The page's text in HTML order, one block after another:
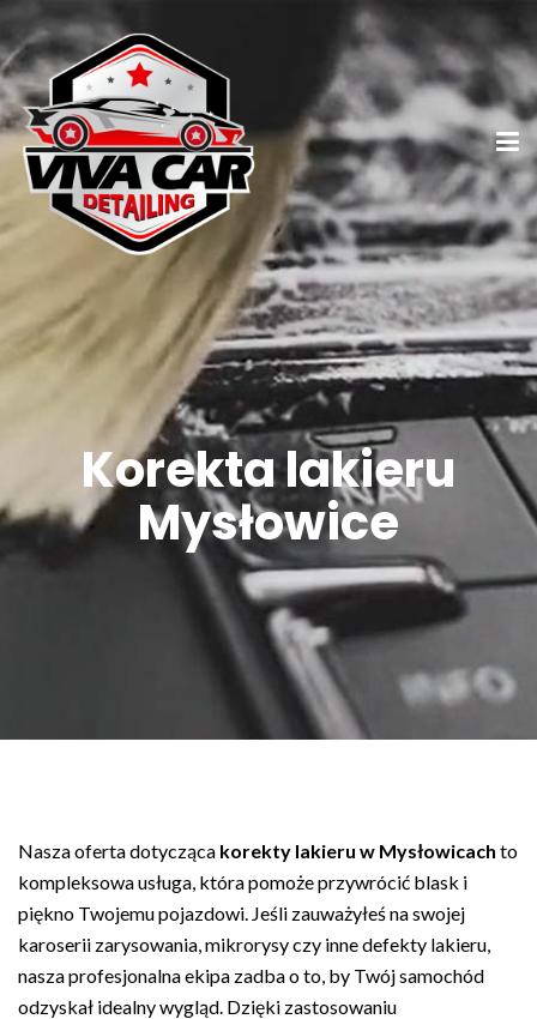
Korekta lakieru
Mysłowice
Nasza oferta dotycząca korekty lakieru w Mysłowicach to
kompleksowa usługa, która pomoże przywrócić blask i
piękno Twojemu pojazdowi. Jeśli zauważyłeś na swojej
karoserii zarysowania, mikrorysy czy inne defekty lakieru,
nasza profesjonalna ekipa zadba o to, by Twój samochód
odzyskał idealny wygląd. Dzięki zastosowaniu